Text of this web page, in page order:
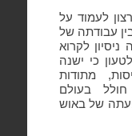
לעמוד על
עבודתה של
לקרוא
כי ישנה
מתודות
בעולם
של באוש